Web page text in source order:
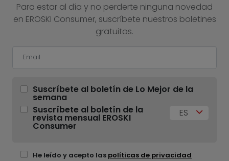
Para estar al día y no perderte ninguna novedad
en EROSKI Consumer, suscríbete nuestros boletines
gratuitos.
Suscríbete al boletín de Lo Mejor de la
semana
Suscríbete al boletín de la
revista mensual EROSKI
Consumer
ES
He leído y acepto las políticas de privacidad